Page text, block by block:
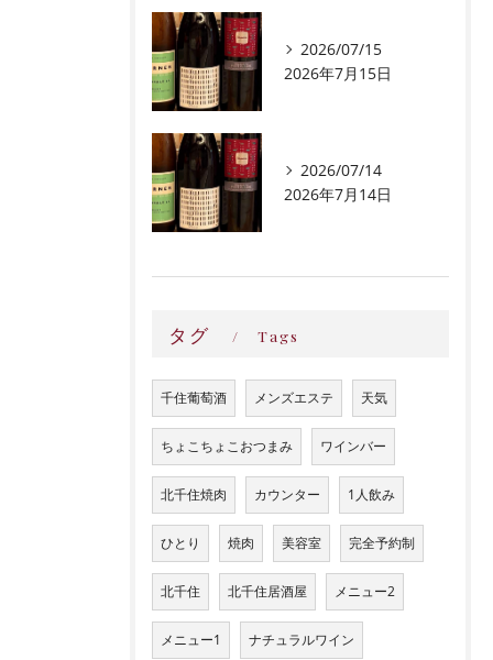
2026/07/15
2026年7月15日
2026/07/14
2026年7月14日
タグ Tags
千住葡萄酒 メンズエステ 天気
ちょこちょこおつまみ ワインバー
北千住焼肉 カウンター 1人飲み
ひとり 焼肉 美容室 完全予約制
北千住 北千住居酒屋 メニュー2
メニュー1 ナチュラルワイン